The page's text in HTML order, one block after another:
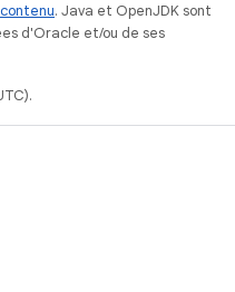
. Java et OpenJDK sont
d'Oracle et/ou de ses